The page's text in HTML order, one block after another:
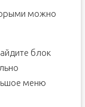
можно
блок
меню